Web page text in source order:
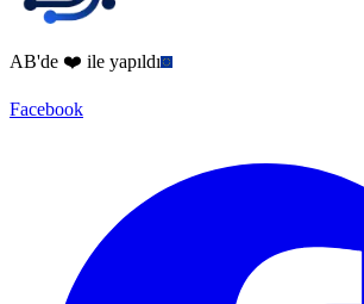
AB'de ❤️ ile yapıldı
Facebook